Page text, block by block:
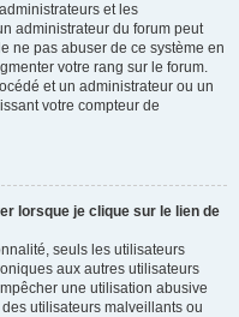
et les
administrateur du forum peut
ne pas abuser de ce système en
votre rang sur le forum.
et un administrateur ou un
votre compteur de
lorsque je clique sur le lien de
seuls les utilisateurs
aux autres utilisateurs
une utilisation abusive
utilisateurs malveillants ou